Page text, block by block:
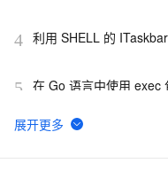
4 利用 SHELL 的
5 在 Go 语言中使用 exec
6 shell脚本之一